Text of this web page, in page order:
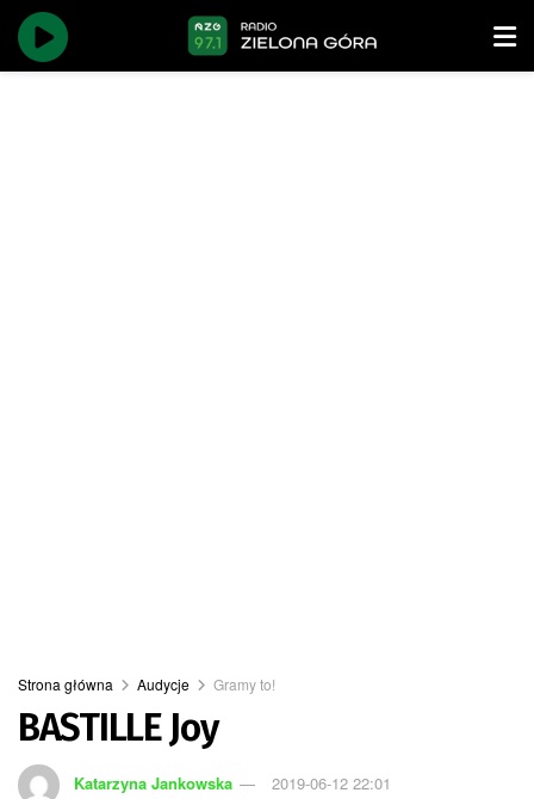
Strona główna Audycje Gramy to!
BASTILLE Joy
Katarzyna Jankowska 2019-06-12 22:01